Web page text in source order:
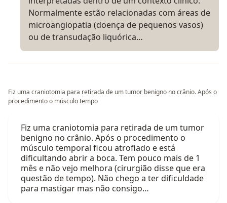
Normalmente estão relacionadas com áreas de
microangiopatia (doença de pequenos vasos)
ou de transudação liquórica…
Fiz uma craniotomia para retirada de um tumor benigno no crânio. Após o
procedimento o músculo tempo
Fiz uma craniotomia para retirada de um tumor
benigno no crânio. Após o procedimento o
músculo temporal ficou atrofiado e está
dificultando abrir a boca. Tem pouco mais de 1
mês e não vejo melhora (cirurgião disse que era
questão de tempo). Não chego a ter dificuldade
para mastigar mas não consigo…